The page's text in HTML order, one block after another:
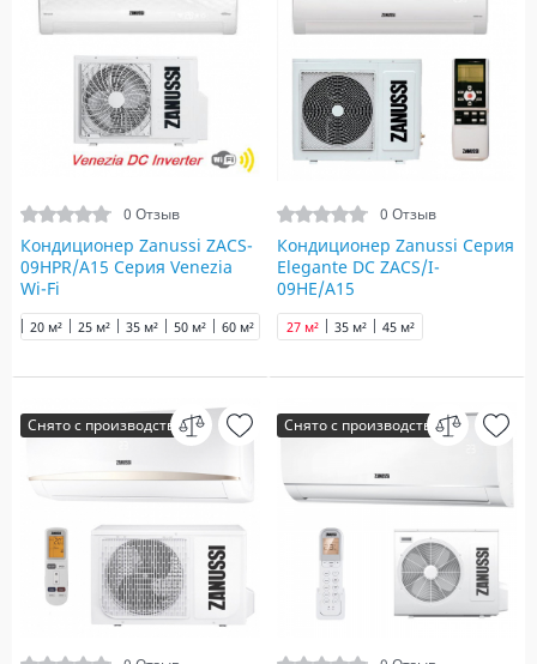
0 Отзыв
Кондиционер Zanussi ZACS-
09HPR/A15 Серия Venezia
Wi-Fi
20 м² 25 м² 35 м² 50 м² 60 м² 65 м² 70 м² 90 м²
0 Отзыв
Кондиционер Zanussi Серия
Elegante DC ZACS/I-
09HE/A15
27 м² 35 м² 45 м²
Снято с производства Снято с производства